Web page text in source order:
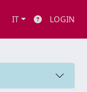
IT LOGIN